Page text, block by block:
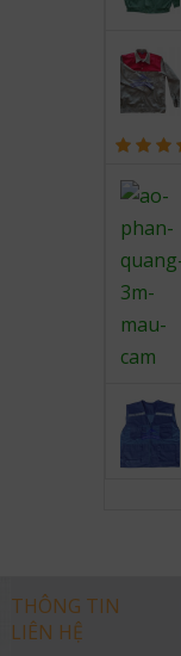
4.00 out
of 5
THÔNG TIN
LIÊN HỆ